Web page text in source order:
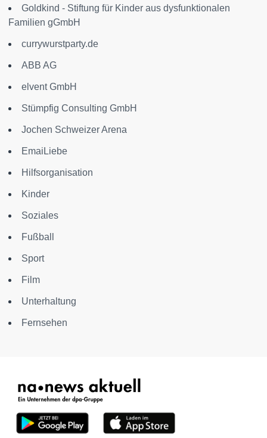
Goldkind - Stiftung für Kinder aus dysfunktionalen
Familien gGmbH
currywurstparty.de
ABB AG
elvent GmbH
Stümpfig Consulting GmbH
Jochen Schweizer Arena
EmaiLiebe
Hilfsorganisation
Kinder
Soziales
Fußball
Sport
Film
Unterhaltung
Fernsehen